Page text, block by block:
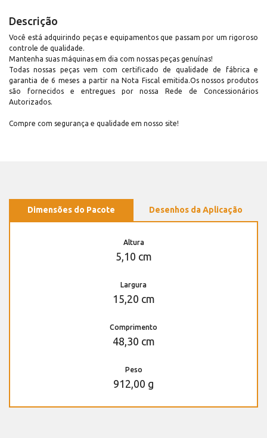
Descrição
Você está adquirindo peças e equipamentos que passam por um rigoroso
controle de qualidade.
Mantenha suas máquinas em dia com nossas peças genuínas!
Todas nossas peças vem com certificado de qualidade de fábrica e
garantia de 6 meses a partir na Nota Fiscal emitida.Os nossos produtos
são fornecidos e entregues por nossa Rede de Concessionários
Autorizados.
Compre com segurança e qualidade em nosso site!
Dimensões do Pacote Desenhos da Aplicação
Altura
5,10 cm
Largura
15,20 cm
Comprimento
48,30 cm
Peso
912,00 g